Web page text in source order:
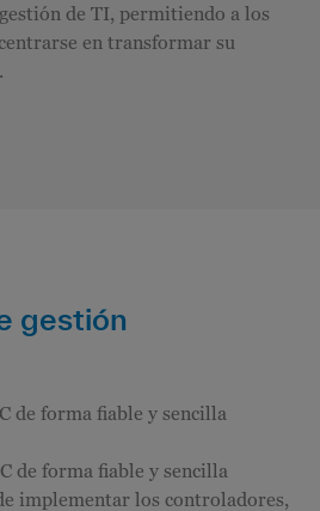
de TI, permitiendo a los
en transformar su
gestión
de forma fiable y sencilla
de forma fiable y sencilla
implementar los controladores,